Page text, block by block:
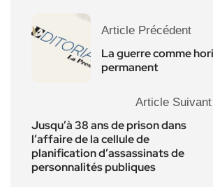
Article Précédent
La guerre comme
permanent
Article Suivant
Jusqu’à 38 ans de prison dans
l’affaire de la cellule de
planification d’assassinats de
personnalités publiques